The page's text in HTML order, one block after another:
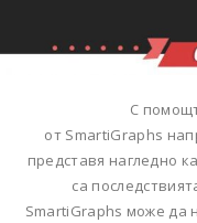
С
от SmartiGraphs
представя нагледно
са
SmartiGraphs може да